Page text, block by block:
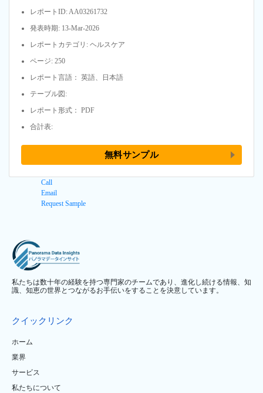
レポートID: AA03261732
発表時期: 13-Mar-2026
レポートカテゴリ: ヘルスケア
ページ: 250
レポート言語： 英語、日本語
テーブル図:
レポート形式： PDF
合計表:
無料サンプル
Call
Email
Request Sample
私たちは数十年の経験を持つ専門家のチームであり、進化し続ける情報、知
識、知恵の世界とつながるお手伝いをすることを決意しています。
クイックリンク
ホーム
業界
サービス
私たちについて